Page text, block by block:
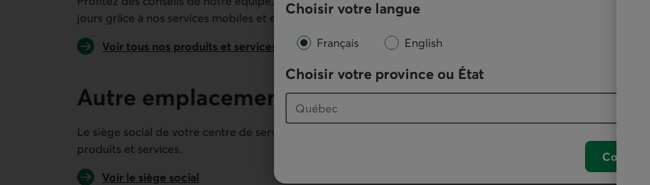
Choisir votre langue
Français English
Choisir votre province ou État
Confirmer
jours grâce à nos services mobiles et en ligne.
Voir tous nos produits et services
Autre emplacement
Le siège social de votre centre de services peut aussi vous accompagner et offre l'ensemble de nos
produits et services.
Voir le siège social